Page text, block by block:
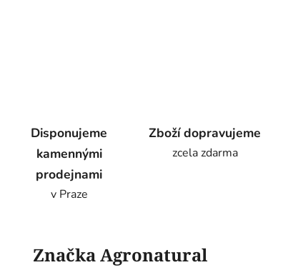
Disponujeme
kamennými
prodejnami
v Praze
Zboží dopravujeme
zcela zdarma
ZnačkaAgronatural